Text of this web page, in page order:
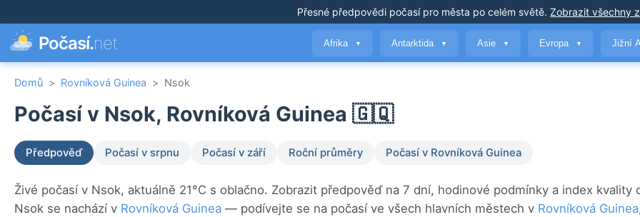
Přesné předpovědi počasípro města po celém světě. Zobrazit všechny
Počasí.net Afrika ▼ Antarktida ▼ Asie ▼ Evropa ▼ Jižní
Domů > Rovníková Guinea > Nsok
Počasí v Nsok, Rovníková Guinea 🇬🇶
Předpověď Počasí v srpnu Počasí v září Roční průměry Počasí v Rovníková Guinea
Živé počasí v Nsok, aktuálně 21°C s oblačno. Zobrazit předpověď na 7 dní, hodinové podmínky a index kvality
Nsok se nachází v Rovníková Guinea — podívejte se na počasí ve všech hlavních městech v Rovníková Guinea